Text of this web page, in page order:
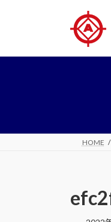
プ
動
HOME